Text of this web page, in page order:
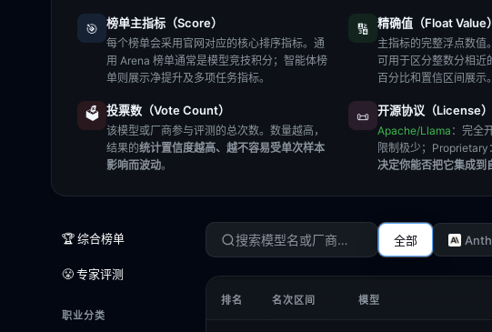
🎯 榜单主指标（Score）
每个榜单会采用官网对应的核心排序指标。通
用 Arena 榜单通常是模型竞技积分；智能体榜
单则展示净提升及多项任务指标。
🔢 精确值（Float Value）
主指标的完整浮点数值
可用于区分整数分相近
百分比和置信区间展示。
🗳️ 投票数（Vote Count）
该模型或厂商参与评测的总次数。数量越高，
结果的统计置信度越高、越不容易受单次样本
影响而波动。
📜 开源协议（License）
Apache/Llama ：完全
限制极少； Proprietary
决定你能否把它集成到
🏆 综合榜单
😤 专家评测
职业分类
全部
排名 名次区间 模型